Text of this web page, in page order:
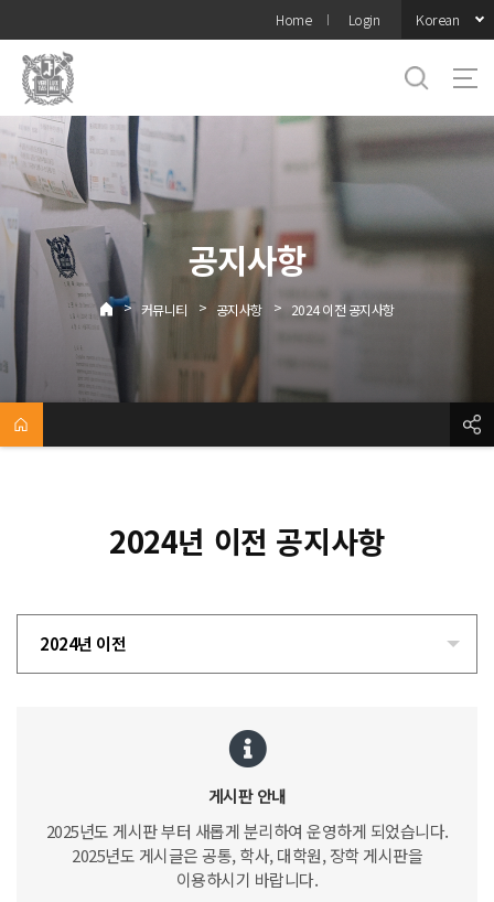
메뉴
Home Login Korean
공지사항
> 커뮤니티 > 공지사항 > 2024 이전 공지사항
2024년 이전 공지사항
2024년 이전
게시판 안내
2025년도 게시판 부터 새롭게 분리하여 운영하게 되었습니다.
2025년도 게시글은 공통, 학사, 대학원, 장학 게시판을
이용하시기 바랍니다.